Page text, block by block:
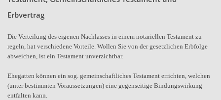
Erbvertrag
Die Verteilung des eigenen Nachlasses in einem notariellen Testament zu
regeln, hat verschiedene Vorteile. Wollen Sie von der gesetzlichen Erbfolge
abweichen, ist ein Testament unverzichtbar.
Ehegatten können ein sog. gemeinschaftliches Testament errichten, welchen
(unter bestimmten Voraussetzungen) eine gegenseitige Bindungswirkung
entfalten kann.